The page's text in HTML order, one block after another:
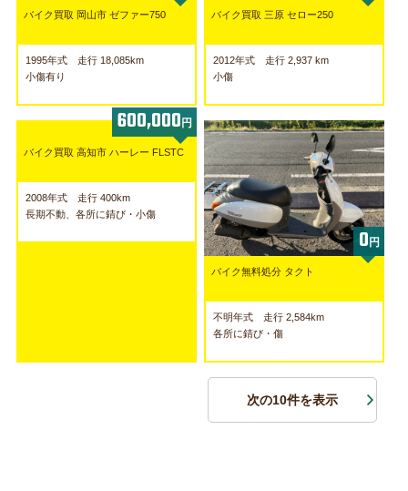
バイク買取 岡山市 ゼファー750
1995年式 走行 18,085km
小傷有り
バイク買取 三原 セロー250
2012年式 走行 2,937 km
小傷
600,000円
バイク買取 高知市 ハーレー FLSTC
2008年式 走行 400km
長期不動、各所に錆び・小傷
0円
バイク無料処分 タクト
不明年式 走行 2,584km
各所に錆び・傷
次の10件を表示